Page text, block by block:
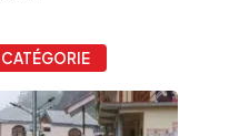
CATÉGORIE